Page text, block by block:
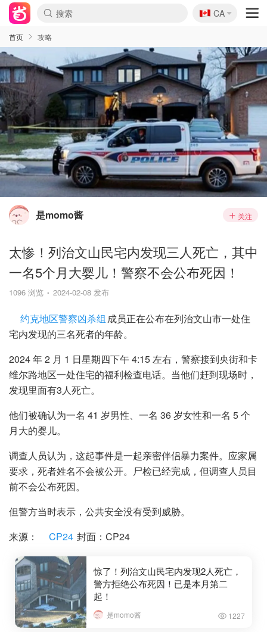
🇨🇦
CA
首页 攻略
是momo酱 关注
太惨！列治文山民宅内发现三人死亡，其中
一名5个月大婴儿！警察不会公布死因！
1096 浏览 2024-02-08 发布
约克地区警察凶杀组 成员正在公布在列治文山市一处住
宅内发现的三名死者的年龄。
2024 年 2 月 1 日星期四下午 4:15 左右，警察接到央街和卡
维尔路地区一处住宅的福利检查电话。当他们赶到现场时，
发现里面有3人死亡。
他们被确认为一名 41 岁男性、一名 36 岁女性和一名 5 个
月大的婴儿。
调查人员认为，这起事件是一起亲密伴侣暴力案件。应家属
要求，死者姓名不会被公开。尸检已经完成，但调查人员目
前不会公布死因。
但警方当时表示，公共安全没有受到威胁。
来源：
CP24 封面：CP24
惊了！列治文山民宅内发现2人死亡，
警方拒绝公布死因！已是本月第二
起！
是momo酱 1227